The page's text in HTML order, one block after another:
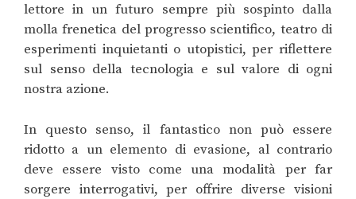
lettore in un futuro sempre più sospinto dalla
molla frenetica del progresso scientifico, teatro di
esperimenti inquietanti o utopistici, per riflettere
sul senso della tecnologia e sul valore di ogni
nostra azione.
In questo senso, il fantastico non può essere
ridotto a un elemento di evasione, al contrario
deve essere visto come una modalità per far
sorgere interrogativi, per offrire diverse visioni